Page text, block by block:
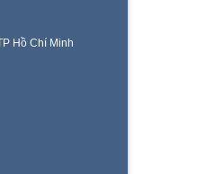
Hồ Chí Minh